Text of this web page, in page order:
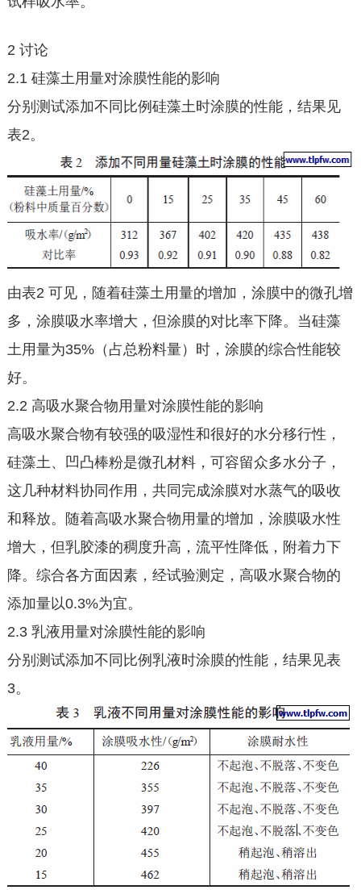
2 讨论
2.1 硅藻土用量对涂膜性能的影响
分别测试添加不同比例硅藻土时涂膜的性能，结果见
表2。
由表2 可见，随着硅藻土用量的增加，涂膜中的微孔增
多，涂膜吸水率增大，但涂膜的对比率下降。当硅藻
土用量为35%（占总粉料量）时，涂膜的综合性能较
好。
2.2 高吸水聚合物用量对涂膜性能的影响
高吸水聚合物有较强的吸湿性和很好的水分移行性，
硅藻土、凹凸棒粉是微孔材料，可容留众多水分子，
这几种材料协同作用，共同完成涂膜对水蒸气的吸收
和释放。随着高吸水聚合物用量的增加，涂膜吸水性
增大，但乳胶漆的稠度升高，流平性降低，附着力下
降。综合各方面因素，经试验测定，高吸水聚合物的
添加量以0.3%为宜。
2.3 乳液用量对涂膜性能的影响
分别测试添加不同比例乳液时涂膜的性能，结果见表
3。